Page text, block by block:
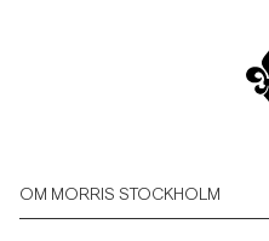
OM MORRIS STOCKHOLM